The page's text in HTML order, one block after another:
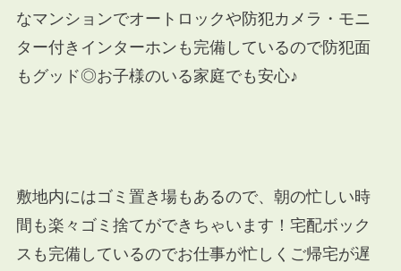
なマンションでオートロックや防犯カメラ・モニ
ター付きインターホンも完備しているので防犯面
もグッド◎お子様のいる家庭でも安心♪
敷地内にはゴミ置き場もあるので、朝の忙しい時
間も楽々ゴミ捨てができちゃいます！ 宅配ボック
スも完備しているのでお仕事が忙しくご帰宅が遅